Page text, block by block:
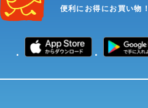
便利にお得にお買い物！